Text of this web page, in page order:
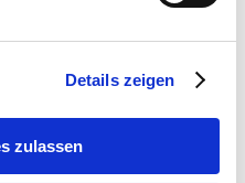
Details zeigen
zulassen